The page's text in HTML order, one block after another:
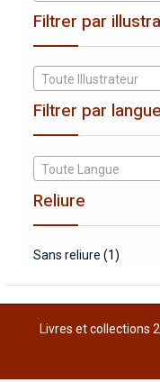
Filtrer par
Toute Illustrateur
Filtrer par langue
Toute Langue
Reliure
Sans reliure (1)
Livres et